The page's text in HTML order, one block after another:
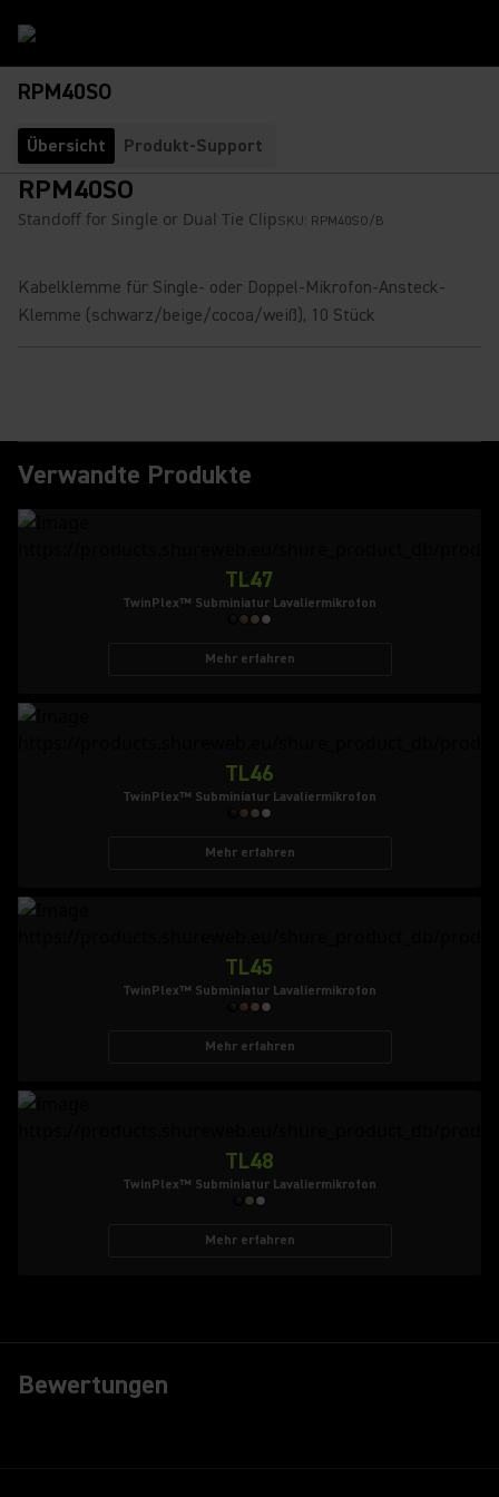
RPM40SO
Übersicht Produkt-Support
RPM40SO
Standoff for Single or Dual Tie ClipSKU: RPM40SO/B
Kabelklemme für Single- oder Doppel-Mikrofon-Ansteck-
Klemme (schwarz/beige/cocoa/weiß), 10 Stück
Verwandte Produkte
TL47
TwinPlex™ Subminiatur Lavaliermikrofon
Mehr erfahren
TL46
TwinPlex™ Subminiatur Lavaliermikrofon
Mehr erfahren
TL45
TwinPlex™ Subminiatur Lavaliermikrofon
Mehr erfahren
TL48
TwinPlex™ Subminiatur Lavaliermikrofon
Mehr erfahren
Bewertungen